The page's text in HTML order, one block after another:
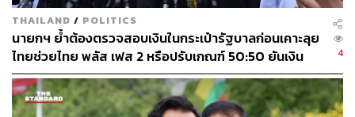
THAILAND / POLITICS
นายกฯ ย้ำต้องตรวจสอบเงินในกระเป๋ารัฐบาลก่อนเคาะลุย
ไทยช่วยไทย พลัส เฟส 2 หรือปรับเกณฑ์ 50:50 ยันเงิน
คงคลังรัฐบาลแข็งแรง
4